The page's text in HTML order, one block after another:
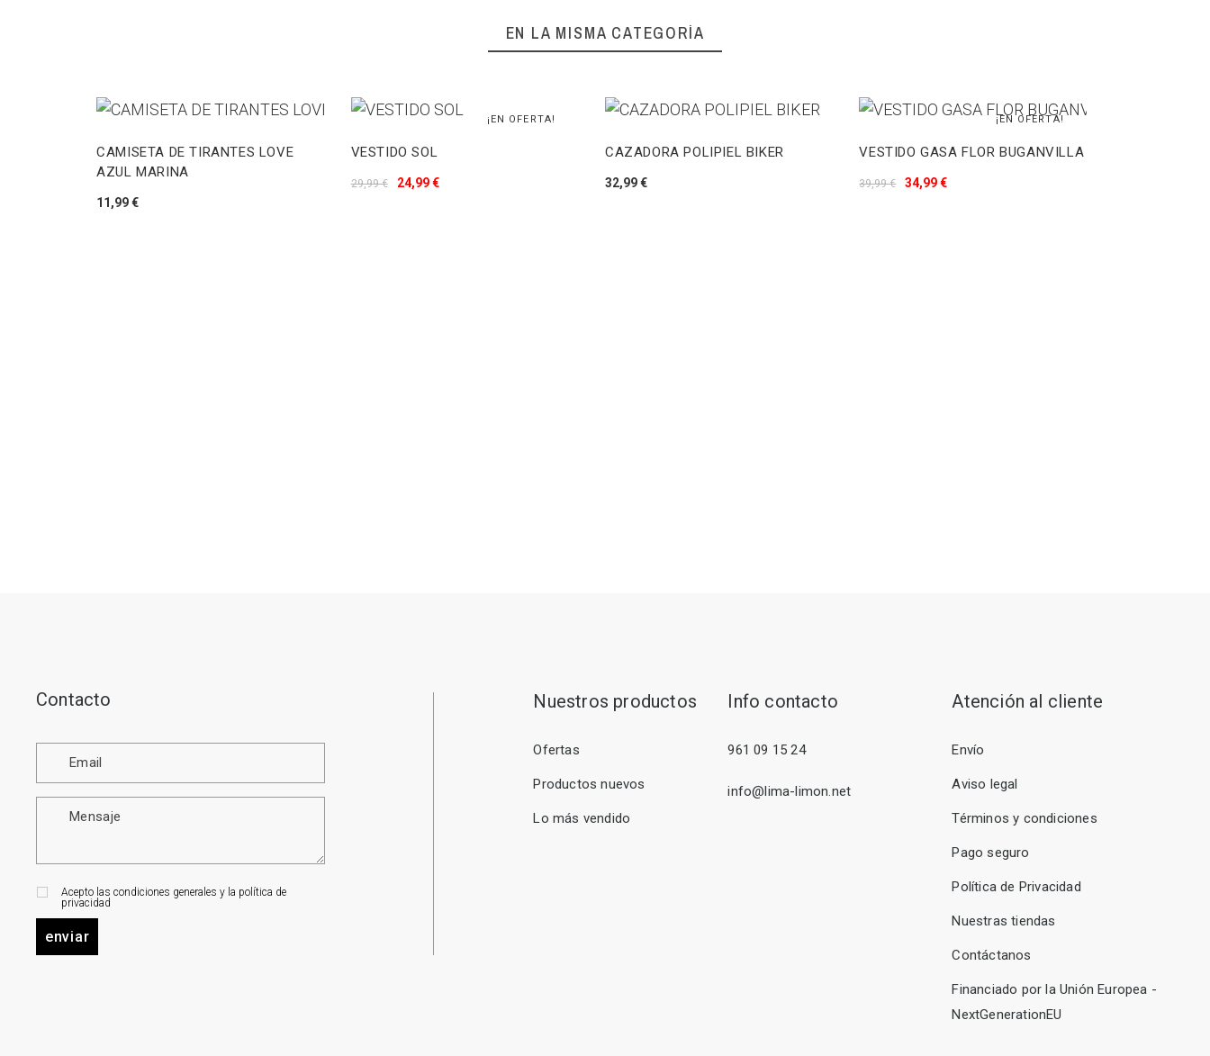
EN LA MISMA CATEGORÍA
CAMISETA DE TIRANTES LOVE
AZUL MARINA
11,99 €
VESTIDO SOL
29,99 € 24,99 €
¡EN OFERTA!
CAZADORA POLIPIEL BIKER
32,99 €
VESTIDO GASA FLOR BUGANVILLA
39,99 € 34,99 €
¡EN OFERTA!
Contacto
Acepto las condiciones generales y la política de
privacidad
enviar
Nuestros productos
Ofertas
Productos nuevos
Lo más vendido
Info contacto
961 09 15 24
info@lima-limon.net
Atención al cliente
Envío
Aviso legal
Términos y condiciones
Pago seguro
Política de Privacidad
Nuestras tiendas
Contáctanos
Financiado por la Unión Europea -
NextGenerationEU